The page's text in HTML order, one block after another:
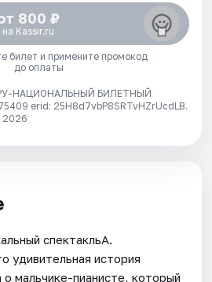
800 ₽
на Kassir.ru
билет и примените промокод
до оплаты
НАЦИОНАЛЬНЫЙ БИЛЕТНЫЙ
erid: 25H8d7vbP8SRTvHZrUcdLB.
2026
спектакльА.
удивительная история
о мальчике-пианисте, который